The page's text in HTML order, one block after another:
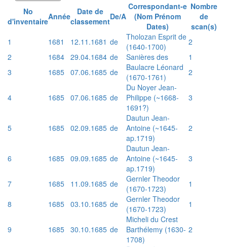
No
d'inventaireAnnée
Date de
classementDe/A
Correspondant-e
(Nom Prénom
Dates)
Nombre
de
scan(s)
1
1681 12.11.1681 de
Tholozan Esprit de
(1640-1700)
2
2
1684 29.04.1684 de Sanières des
1
3
1685 07.06.1685 de
Baulacre Léonard
(1670-1761)
2
4 1685 07.06.1685 de
Du Noyer Jean-
Philippe (~1668-
1691?)
3
5 1685 02.09.1685 de
Dautun Jean-
Antoine (~1645-
ap.1719)
2
6 1685 09.09.1685 de
Dautun Jean-
Antoine (~1645-
ap.1719)
3
7 1685 11.09.1685 de
Gernler Theodor
(1670-1723)
1
8
1685 03.10.1685 de
Gernler Theodor
(1670-1723)
1
9 1685 30.10.1685 de
Micheli du Crest
Barthélemy (1630-
1708)
2